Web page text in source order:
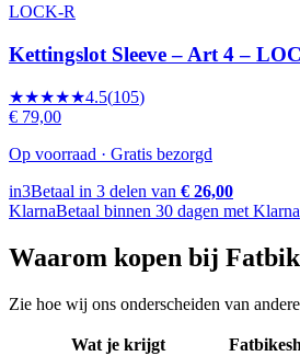
LOCK-R
Kettingslot Sleeve – Art 4 –
★★★★★4.5(105)
€ 79,00
Op voorraad · Gratis bezorgd
in3Betaal in 3 delen van € 26,00
KlarnaBetaal binnen 30 dagen met Klarna
Waarom kopen bij
Zie hoe wij ons onderscheiden van
Wat je krijgt